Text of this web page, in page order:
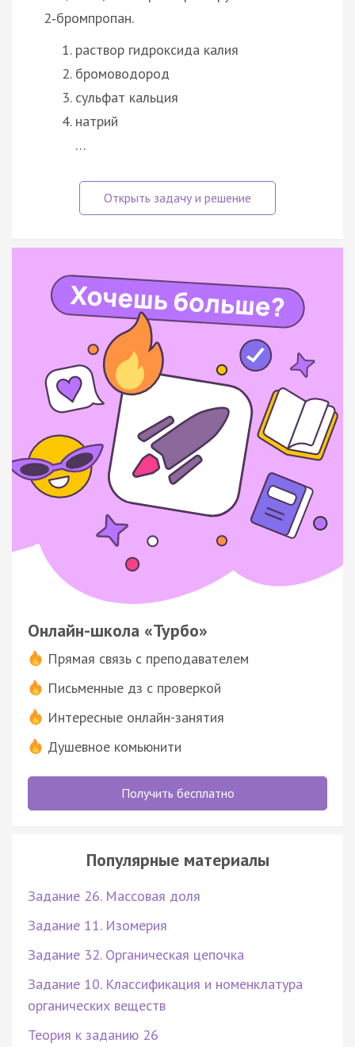
2‑бромпропан.
раствор гидроксида калия
бромоводород
сульфат кальция
натрий
…
Онлайн-школа «Турбо»
Прямая связь с преподавателем
Письменные дз с проверкой
Интересные онлайн-занятия
Душевное комьюнити
Получить бесплатно
Популярные материалы
Задание 26. Массовая доля
Задание 11. Изомерия
Задание 32. Органическая цепочка
Задание 10. Классификация и номенклатура
органических веществ
Теория к заданию 26